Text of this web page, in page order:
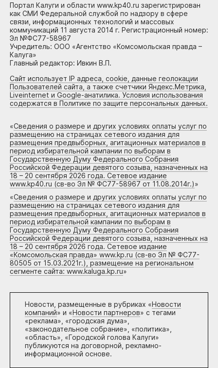
Портал Калуги и области www.kp40.ru зарегистрирован
как СМИ Федеральной службой по надзору в сфере
связи, информационных технологий и массовых
коммуникаций 11 августа 2014 г. Регистрационный номер:
Эл №ФС77-58967
Учредитель: ООО «Агентство «Комсомольская правда –
Калуга»
Главный редактор: Ивкин В.П.
Сайт использует IP адреса, cookie, данные геолокации
Пользователей сайта, а также счетчики Яндекс.Метрика,
Liveinternet и Google-анатилика. Условия использования
содержатся в Политике по защите персональных данных.
«Сведения о размере и других условиях оплаты услуг по
размещению на страницах сетевого издания для
размещения предвыборных, агитационных материалов в
период избирательной кампании по выборам в
Государственную Думу Федерального Собрания
Российской Федерации девятого созыва, назначенных на
18 – 20 сентября 2026 года. Сетевое издание
www.kp40.ru (св-во Эл № ФС77-58967 от 11.08.2014г.)»
«Сведения о размере и других условиях оплаты услуг по
размещению на страницах сетевого издания для
размещения предвыборных, агитационных материалов в
период избирательной кампании по выборам в
Государственную Думу Федерального Собрания
Российской Федерации девятого созыва, назначенных на
18 – 20 сентября 2026 года. Сетевое издание
«Комсомольская правда» www.kp.ru (св-во Эл № ФС77-
80505 от 15.03.2021г.), размещение на региональном
сегменте сайта: www.kaluga.kp.ru»
Новости, размещенные в рубриках «Новости
компаний» и «Новости партнеров» с тегами
«реклама», «городская дума»,
«законодательное собрание», «политика»,
«область», «Городской голова Калуги»
публикуются на договорной, рекламно-
информационной основе.